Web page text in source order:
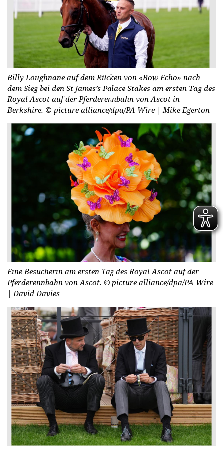
Billy Loughnane auf dem Rücken von «Bow Echo» nach
dem Sieg bei den St James’s Palace Stakes am ersten Tag des
Royal Ascot auf der Pferderennbahn von Ascot in
Berkshire. © picture alliance/dpa/PA Wire | Mike Egerton
Eine Besucherin am ersten Tag des Royal Ascot auf der
Pferderennbahn von Ascot. © picture alliance/dpa/PA Wire
| David Davies